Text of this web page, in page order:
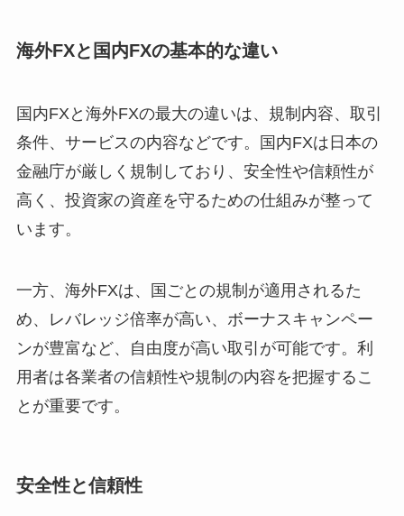
海外FXと国内FXの基本的な違い
国内FXと海外FXの最大の違いは、規制内容、取引
条件、サービスの内容などです。国内FXは日本の
金融庁が厳しく規制しており、安全性や信頼性が
高く、投資家の資産を守るための仕組みが整って
います。
一方、海外FXは、国ごとの規制が適用されるた
め、レバレッジ倍率が高い、ボーナスキャンペー
ンが豊富など、自由度が高い取引が可能です。利
用者は各業者の信頼性や規制の内容を把握するこ
とが重要です。
安全性と信頼性